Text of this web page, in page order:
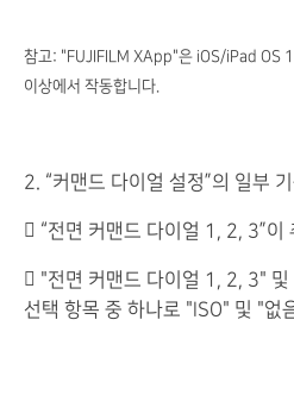
참고: "FUJIFILM XApp"은 iOS/iPad OS
이상에서 작동합니다.
2. “커맨드 다이얼 설정”의 일부
 “전면 커맨드 다이얼 1, 2, 3”이
 "전면 커맨드 다이얼 1, 2, 3" 및
선택 항목 중 하나로 "ISO" 및 "없